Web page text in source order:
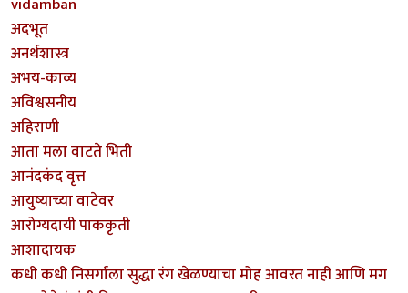
अदभूत
अनर्थशास्त्र
अभय-काव्य
अविश्वसनीय
अहिराणी
आता मला वाटते भिती
आनंदकंद वृत्त
आयुष्याच्या वाटेवर
आरोग्यदायी पाककृती
आशादायक
कधी कधी निसर्गाला सुद्धा रंग खेळण्याचा मोह आवरत नाही आणि मग